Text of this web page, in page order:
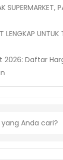
SUPERMARKET,
LENGKAP
2026: Daftar